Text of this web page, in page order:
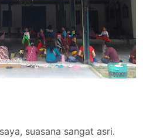
suasana sangat asri.